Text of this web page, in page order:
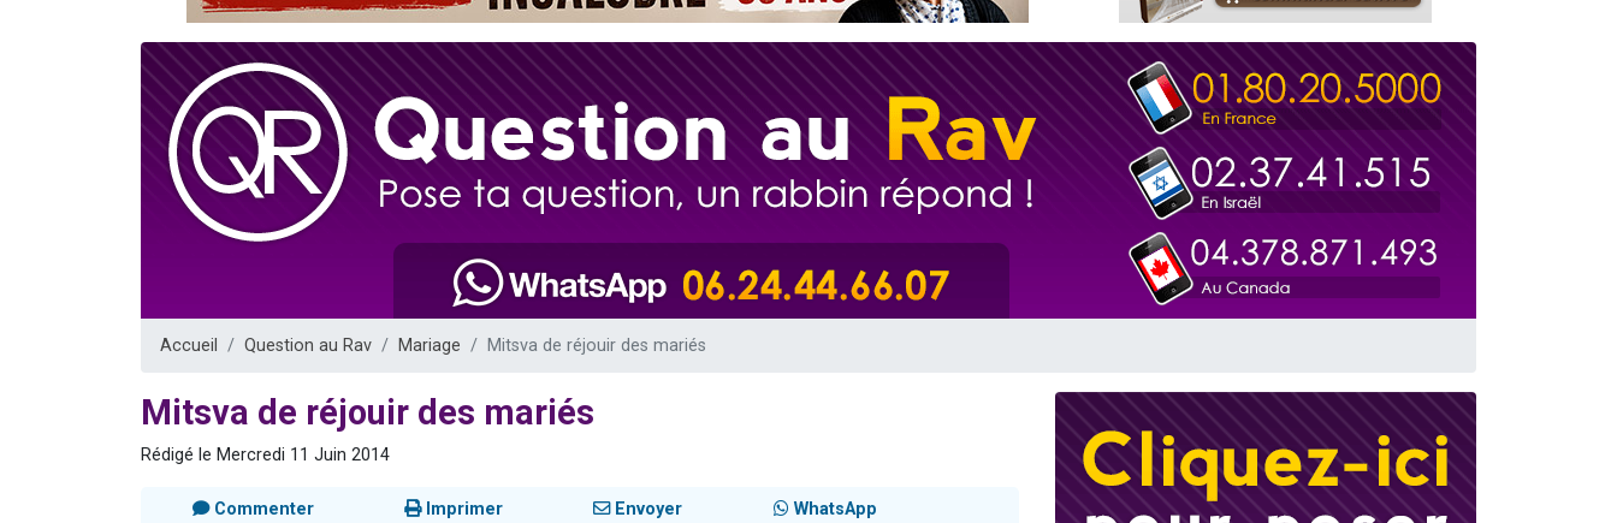
Il reste 49 places pour étudier en groupe sur Zoom
Ariel vient de donner son Maasser
Nathaniel vient de donner son Maasser
6 personnes viennent de faire un don pour 5 enfants déjà orphelins risquent de perdre leur maman
10 personnes viennent de demander une bénédiction
Il reste 49 places pour étudier en groupe sur Zoom
2 personnes viennent de nous rejoindre sur WhatsApp
Accueil Question au Rav Mariage Mitsva de réjouir des mariés
Mitsva de réjouir des mariés
Rédigé le Mercredi 11 Juin 2014
Commenter Imprimer Envoyer WhatsApp